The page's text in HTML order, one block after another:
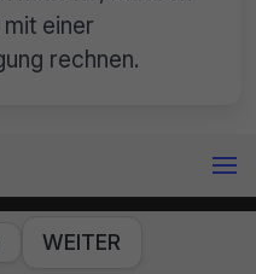
einer
rechnen.
WEITER